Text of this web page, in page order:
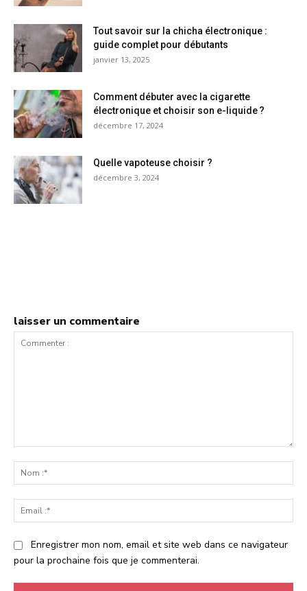
Tout savoir sur la chicha électronique :
guide complet pour débutants
janvier 13, 2025
Comment débuter avec la cigarette
électronique et choisir son e-liquide ?
décembre 17, 2024
Quelle vapoteuse choisir ?
décembre 3, 2024
laisser un commentaire
:*
:*
Enregistrer mon nom, email et site web dans ce navigateur
pour la prochaine fois que je commenterai.